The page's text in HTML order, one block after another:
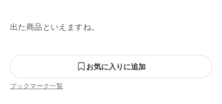
出た商品といえますね。
お気に入りに追加
ブックマーク一覧